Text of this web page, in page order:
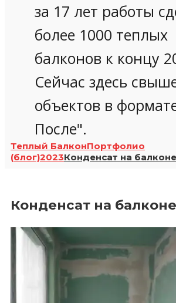
за 17 лет работы
более 1000 теплых
балконов к концу
Сейчас здесь
объектов в
После".
Теплый БалконПортфолио
(блог)2023Конденсат на
Конденсат на